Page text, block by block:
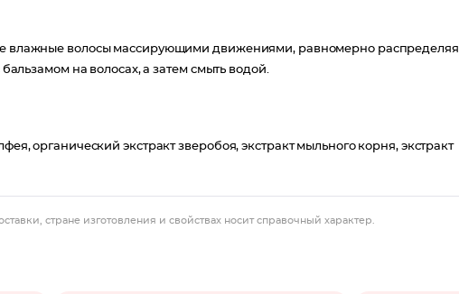
влажные волосы массирующими движениями, равномерно распределяя
на волосах, а затем смыть водой.
органический экстракт зверобоя, экстракт мыльного корня, экстракт
стране изготовления и свойствах носит справочный характер.